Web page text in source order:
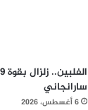
سارانجاني
6 أغسطس، 2026